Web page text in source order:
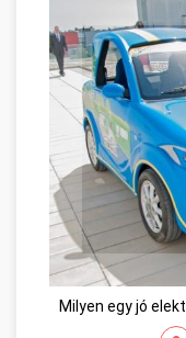
Milyen egy jó